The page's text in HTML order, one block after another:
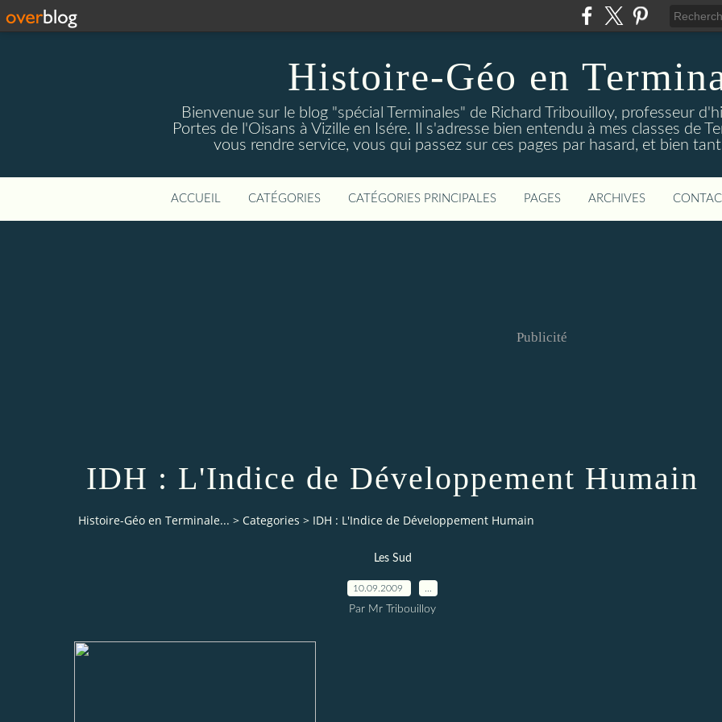
Histoire-Géo en
Bienvenue sur le blog "spécial Terminales" de Richard Tribouilloy, professeur
Portes de l'Oisans à Vizille en Isére. Il s'adresse bien entendu à mes classes de
vous rendre service, vous qui passez sur ces pages par hasard, et bien
ACCUEIL CATÉGORIES CATÉGORIES PRINCIPALES PAGES ARCHIVES
Publicité
IDH : L'Indice de Développement Humain
Histoire-Géo en Terminale... > Categories > IDH : L'Indice de Développement Humain
Les Sud
10.09.2009
Par Mr Tribouilloy